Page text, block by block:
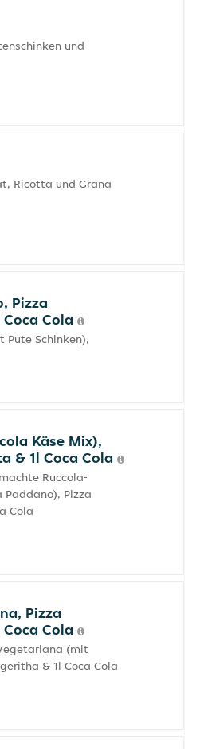
und
Ricotta und Grana
Pizza
Cola
Pute Schinken),
Käse Mix),
& 1l Coca Cola
Ruccola-
Paddano), Pizza
Cola
Pizza
Cola
(mit
& 1l Coca Cola